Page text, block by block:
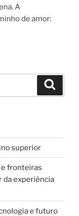
A
de amor:
superior
e fronteiras
da experiência
e futuro